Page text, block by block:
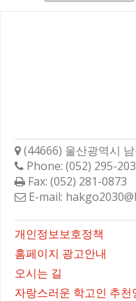
(44666) 울산광역시
Phone: (052) 295-
Fax: (052) 281-0873
E-mail:
개인정보보호정책
홈페이지 광고안내
오시는 길
자랑스러운 학고인 추천